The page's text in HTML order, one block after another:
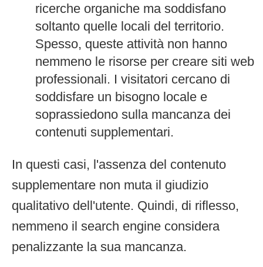
ricerche organiche ma soddisfano
soltanto quelle locali del territorio.
Spesso, queste attività non hanno
nemmeno le risorse per creare siti web
professionali. I visitatori cercano di
soddisfare un bisogno locale e
soprassiedono sulla mancanza dei
contenuti supplementari.
In questi casi, l'assenza del contenuto
supplementare non muta il giudizio
qualitativo dell'utente. Quindi, di riflesso,
nemmeno il search engine considera
penalizzante la sua mancanza.